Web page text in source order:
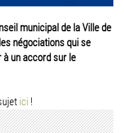
municipal de la Ville de
négociations qui se
à un accord sur le
ici !